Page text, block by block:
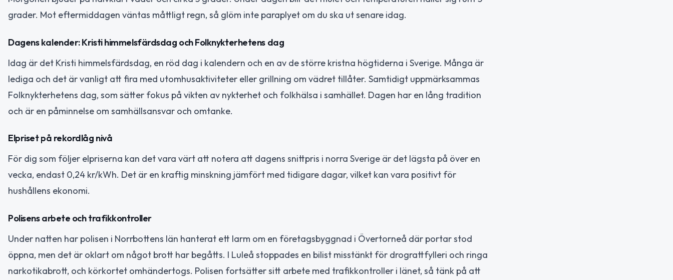
grader. Mot eftermiddagen väntas måttligt regn, så glöm inte paraplyet om du ska ut senare idag.
Dagens kalender: Kristi himmelsfärdsdag och Folknykterhetens dag
Idag är det Kristi himmelsfärdsdag, en röd dag i kalendern och en av de större kristna högtiderna i Sverige. Många är
lediga och det är vanligt att fira med utomhusaktiviteter eller grillning om vädret tillåter. Samtidigt uppmärksammas
Folknykterhetens dag, som sätter fokus på vikten av nykterhet och folkhälsa i samhället. Dagen har en lång tradition
och är en påminnelse om samhällsansvar och omtanke.
Elpriset på rekordlåg nivå
För dig som följer elpriserna kan det vara värt att notera att dagens snittpris i norra Sverige är det lägsta på över en
vecka, endast 0,24 kr/kWh. Det är en kraftig minskning jämfört med tidigare dagar, vilket kan vara positivt för
hushållens ekonomi.
Polisens arbete och trafikkontroller
Under natten har polisen i Norrbottens län hanterat ett larm om en företagsbyggnad i Övertorneå där portar stod
öppna, men det är oklart om något brott har begåtts. I Luleå stoppades en bilist misstänkt för drograttfylleri och ringa
narkotikabrott, och körkortet omhändertogs. Polisen fortsätter sitt arbete med trafikkontroller i länet, så tänk på att